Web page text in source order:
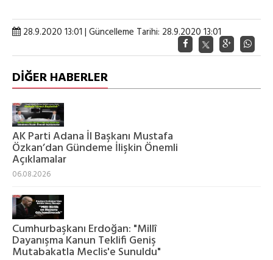
28.9.2020 13:01 | Güncelleme Tarihi: 28.9.2020 13:01
DİĞER HABERLER
AK Parti Adana İl Başkanı Mustafa
Özkan’dan Gündeme İlişkin Önemli
Açıklamalar
06.08.2026
Cumhurbaşkanı Erdoğan: "Millî
Dayanışma Kanun Teklifi Geniş
Mutabakatla Meclis'e Sunuldu"